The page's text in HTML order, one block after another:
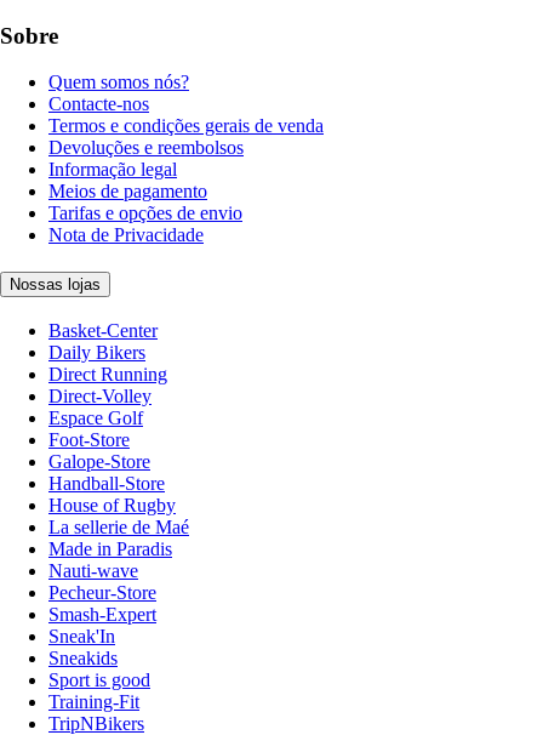
Sobre
Quem somos nós?
Contacte-nos
Termos e condições gerais de venda
Devoluções e reembolsos
Informação legal
Meios de pagamento
Tarifas e opções de envio
Nota de Privacidade
Nossas lojas
Basket-Center
Daily Bikers
Direct Running
Direct-Volley
Espace Golf
Foot-Store
Galope-Store
Handball-Store
House of Rugby
La sellerie de Maé
Made in Paradis
Nauti-wave
Pecheur-Store
Smash-Expert
Sneak'In
Sneakids
Sport is good
Training-Fit
TripNBikers